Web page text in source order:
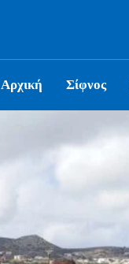
Αρχική Σίφνος